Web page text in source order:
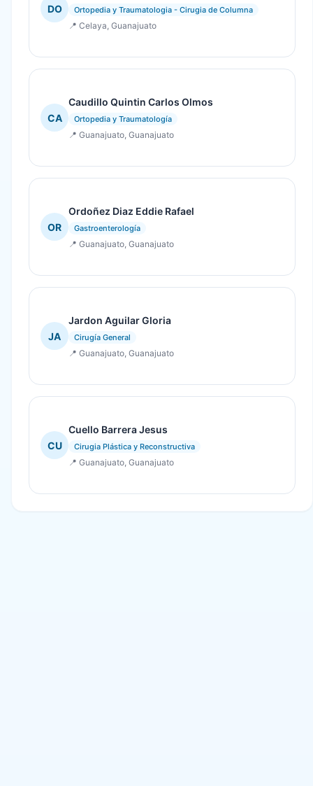
DO Ortopedia y Traumatologia - Cirugia de Columna
📍 Celaya, Guanajuato
CA
Caudillo Quintin Carlos Olmos
Ortopedia y Traumatología
📍 Guanajuato, Guanajuato
OR
Ordoñez Diaz Eddie Rafael
Gastroenterología
📍 Guanajuato, Guanajuato
JA
Jardon Aguilar Gloria
Cirugía General
📍 Guanajuato, Guanajuato
CU
Cuello Barrera Jesus
Cirugia Plástica y Reconstructiva
📍 Guanajuato, Guanajuato